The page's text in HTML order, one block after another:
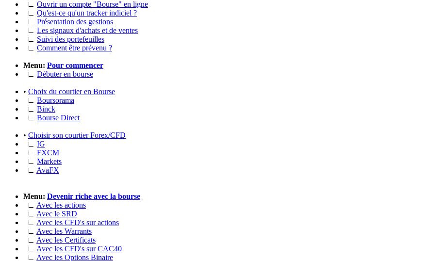
∟ Ouvrir un compte "Bourse" en ligne
∟ Qu'est-ce qu'un tracker indiciel ?
∟ Présentation des gestions
∟ Les signaux d'achats et de ventes
∟ Suivi des portefeuilles
∟ Comment être prévenu ?
Menu: Pour commencer
∟ Débuter en bourse
• Choix du courtier en Bourse
∟ Boursorama
∟ Binck
∟ Bourse Direct
• Choisir son courtier Forex/CFD
∟ IG
∟ FXCM
∟ Markets
∟ AvaFX
Menu: Devenir riche avec la bourse
∟ Avec les actions
∟ Avec le SRD
∟ Avec les CFD's sur actions
∟ Avec les Warrants
∟ Avec les Certificats
∟ Avec les CFD's sur CAC40
∟ Avec les Options Binaire